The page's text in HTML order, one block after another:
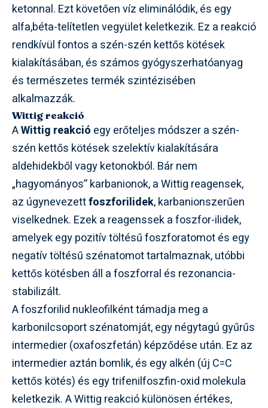
ketonnal. Ezt követően víz eliminálódik, és egy
alfa,béta-telítetlen vegyület keletkezik. Ez a reakció
rendkívül fontos a szén-szén kettős kötések
kialakításában, és számos gyógyszerhatóanyag
és természetes termék szintézisében
alkalmazzák.
Wittig reakció
AWittig reakció egy erőteljes módszer a szén-
szén kettős kötések szelektív kialakítására
aldehidekből vagy ketonokból. Bár nem
„hagyományos” karbanionok, a Wittig reagensek,
az úgynevezettfoszforilidek, karbanionszerűen
viselkednek. Ezek a reagenssek a foszfor-ilidek,
amelyek egy pozitív töltésű foszforatomot és egy
negatív töltésű szénatomot tartalmaznak, utóbbi
kettős kötésben áll a foszforral és rezonancia-
stabilizált.
A foszforilid nukleofilként támadja meg a
karbonilcsoport szénatomját, egy négytagú gyűrűs
intermedier (oxafoszfetán) képződése után. Ez az
intermedier aztán bomlik, és egy alkén (új C=C
kettős kötés) és egy trifenilfoszfin-oxid molekula
keletkezik. A Wittig reakció különösen értékes,